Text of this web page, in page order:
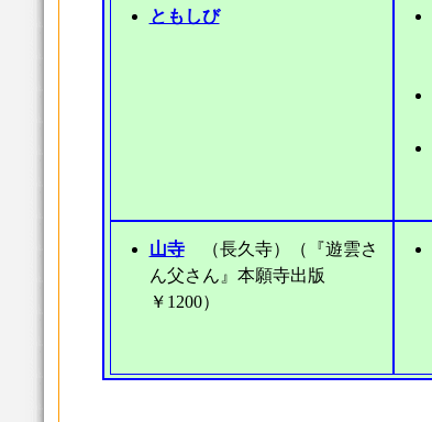
ともしび
山寺（長久寺）（『遊雲さ
ん父さん』本願寺出版
￥1200）